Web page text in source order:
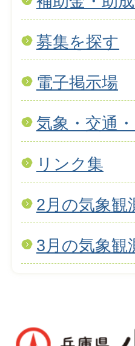
募集を探す
電子掲示場
気象・交通
リンク集
2月の気象観
3月の気象観